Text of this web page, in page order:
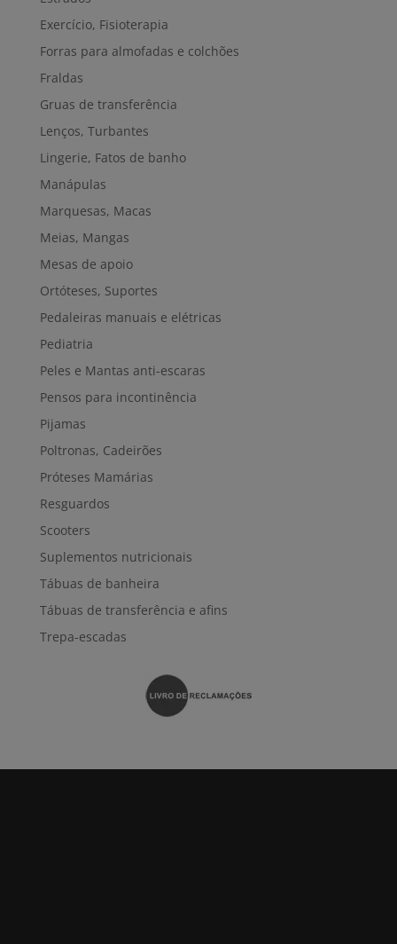
Exercício, Fisioterapia
Forras para almofadas e colchões
Fraldas
Gruas de transferência
Lenços, Turbantes
Lingerie, Fatos de banho
Manápulas
Marquesas, Macas
Meias, Mangas
Mesas de apoio
Ortóteses, Suportes
Pedaleiras manuais e elétricas
Pediatria
Peles e Mantas anti-escaras
Pensos para incontinência
Pijamas
Poltronas, Cadeirões
Próteses Mamárias
Resguardos
Scooters
Suplementos nutricionais
Tábuas de banheira
Tábuas de transferência e afins
Trepa-escadas